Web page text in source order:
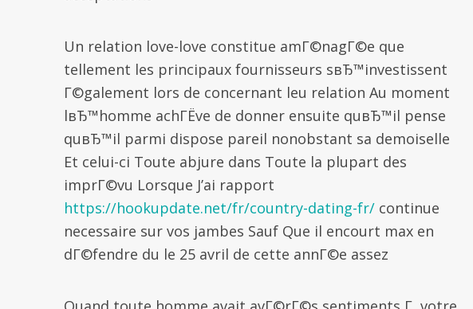
Un relation love-love constitue amГ©nagГ©e que
tellement les principaux fournisseurs sвЂ™investissent
Г©galement lors de concernant leu relation Au moment
lвЂ™homme achГЁve de donner ensuite quвЂ™il pense
quвЂ™il parmi dispose pareil nonobstant sa demoiselle
Et celui-ci Toute abjure dans Toute la plupart des
imprГ©vu Lorsque J’ai rapport
https://hookupdate.net/fr/country-dating-fr/continue
necessaire sur vos jambes Sauf Que il encourt max en
dГ©fendre du le 25 avril de cette annГ©e assez